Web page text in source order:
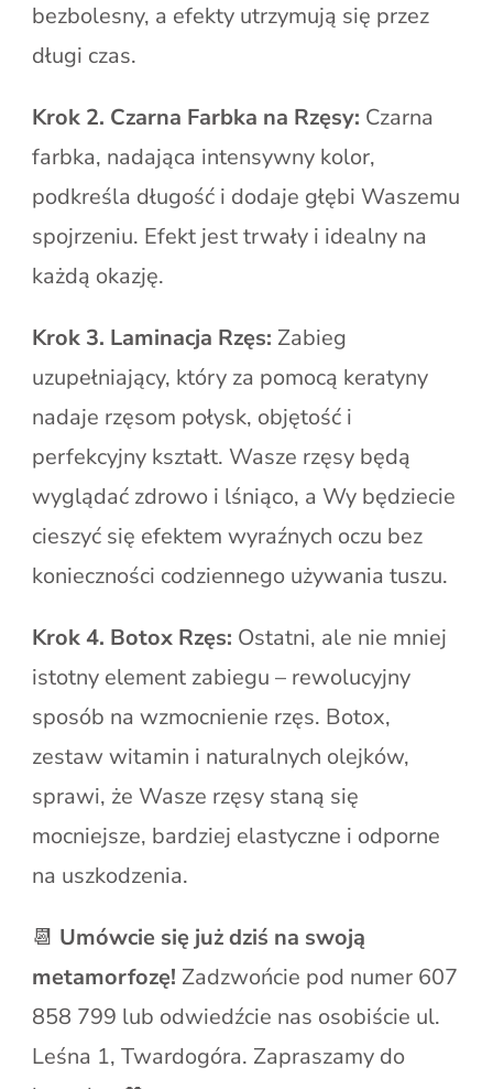
bezbolesny, a efekty utrzymują się przez
długi czas.
Krok 2. Czarna Farbka na Rzęsy: Czarna
farbka, nadająca intensywny kolor,
podkreśla długość i dodaje głębi Waszemu
spojrzeniu. Efekt jest trwały i idealny na
każdą okazję.
Krok 3. Laminacja Rzęs: Zabieg
uzupełniający, który za pomocą keratyny
nadaje rzęsom połysk, objętość i
perfekcyjny kształt. Wasze rzęsy będą
wyglądać zdrowo i lśniąco, a Wy będziecie
cieszyć się efektem wyraźnych oczu bez
konieczności codziennego używania tuszu.
Krok 4. Botox Rzęs: Ostatni, ale nie mniej
istotny element zabiegu – rewolucyjny
sposób na wzmocnienie rzęs. Botox,
zestaw witamin i naturalnych olejków,
sprawi, że Wasze rzęsy staną się
mocniejsze, bardziej elastyczne i odporne
na uszkodzenia.
📆 Umówcie się już dziś na swoją
metamorfozę! Zadzwońcie pod numer 607
858 799 lub odwiedźcie nas osobiście ul.
Leśna 1, Twardogóra. Zapraszamy do